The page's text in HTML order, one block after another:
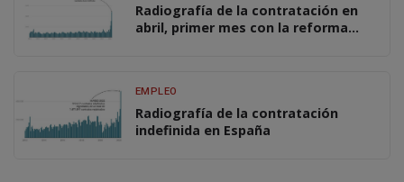
Radiografía de la contratación en
abril, primer mes con la reforma
EMPLEO
Radiografía de la contratación
indefinida en España